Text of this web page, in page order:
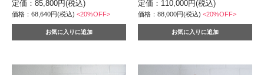
定価：85,800円(税込)
価格：68,640円(税込) <20%OFF>
定価：110,000円(税込)
価格：88,000円(税込)<20%OFF>